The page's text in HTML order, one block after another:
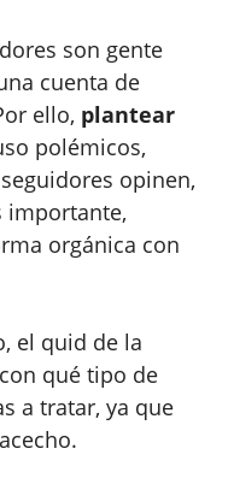
son gente
cuenta de
ello, plantear
polémicos,
opinen,
importante,
orgánica con
el quid de la
qué tipo de
a tratar, ya que